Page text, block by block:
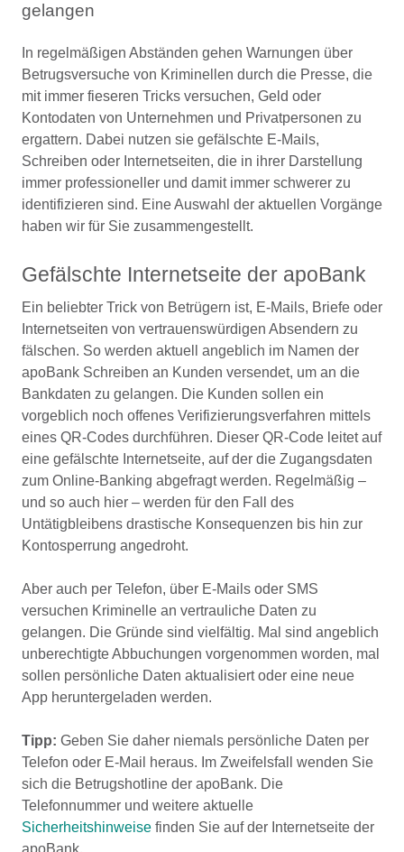
gelangen
In regelmäßigen Abständen gehen Warnungen über
Betrugsversuche von Kriminellen durch die Presse, die
mit immer fieseren Tricks versuchen, Geld oder
Kontodaten von Unternehmen und Privatpersonen zu
ergattern. Dabei nutzen sie gefälschte E-Mails,
Schreiben oder Internetseiten, die in ihrer Darstellung
immer professioneller und damit immer schwerer zu
identifizieren sind. Eine Auswahl der aktuellen Vorgänge
haben wir für Sie zusammengestellt.
Gefälschte Internetseite der apoBank
Ein beliebter Trick von Betrügern ist, E-Mails, Briefe oder
Internetseiten von vertrauenswürdigen Absendern zu
fälschen. So werden aktuell angeblich im Namen der
apoBank Schreiben an Kunden versendet, um an die
Bankdaten zu gelangen. Die Kunden sollen ein
vorgeblich noch offenes Verifizierungsverfahren mittels
eines QR-Codes durchführen. Dieser QR-Code leitet auf
eine gefälschte Internetseite, auf der die Zugangsdaten
zum Online-Banking abgefragt werden. Regelmäßig –
und so auch hier – werden für den Fall des
Untätigbleibens drastische Konsequenzen bis hin zur
Kontosperrung angedroht.
Aber auch per Telefon, über E-Mails oder SMS
versuchen Kriminelle an vertrauliche Daten zu
gelangen. Die Gründe sind vielfältig. Mal sind angeblich
unberechtigte Abbuchungen vorgenommen worden, mal
sollen persönliche Daten aktualisiert oder eine neue
App heruntergeladen werden.
Tipp: Geben Sie daher niemals persönliche Daten per
Telefon oder E-Mail heraus. Im Zweifelsfall wenden Sie
sich die Betrugshotline der apoBank. Die
Telefonnummer und weitere aktuelle
Sicherheitshinweise finden Sie auf der Internetseite der
apoBank.